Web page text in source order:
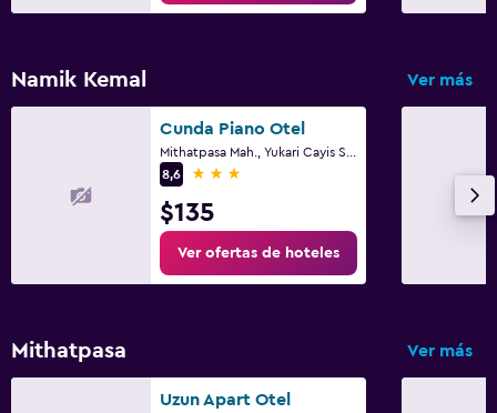
Namik Kemal Ver más
Cunda Piano Otel
8,6
3 estrellas
$135
Ver ofertas de hoteles
Mithatpasa Ver más
Uzun Apart Otel